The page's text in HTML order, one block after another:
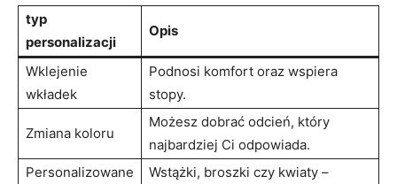
typ
personalizacji
Opis
Wklejenie
wkładek
Podnosi komfort oraz wspiera
stopy.
Zmiana koloru
Możesz dobrać odcień, który
najbardziej Ci odpowiada.
Personalizowane
Wstążki, broszki czy kwiaty –